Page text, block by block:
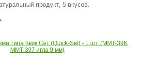
продукт, 5 вкусов.